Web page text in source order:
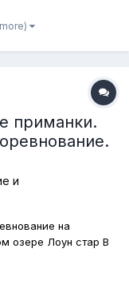
отправимся на
бассы
приманки.
и
на
озере Лоун стар В
его на